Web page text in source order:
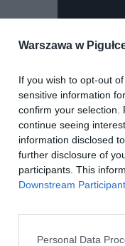
Warszawa w
If you wish to opt-out
sensitive information
confirm your selection.
continue seeing
information disclosed
further disclosure of
participants. This
Downstream
Personal Data
Dodaj nas do